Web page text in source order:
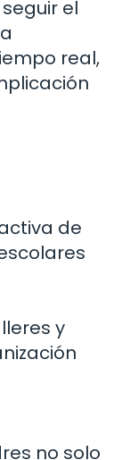
el
real,
de
y
no solo